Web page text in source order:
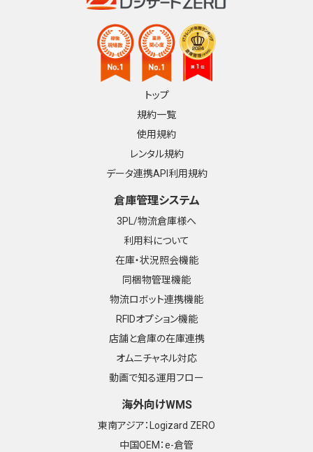
トップ
規約一覧
使用規約
レンタル規約
データ連携API利用規約
倉庫管理システム
3PL/物流倉庫様へ
利用料について
在庫・状況照会機能
同梱物管理機能
物流ロボット連携機能
RFIDオプション機能
店舗と倉庫の在庫連携
オムニチャネル対応
動画で知る運用フロー
海外向けWMS
東南アジア：Logizard ZERO
中国OEM：e-倉管